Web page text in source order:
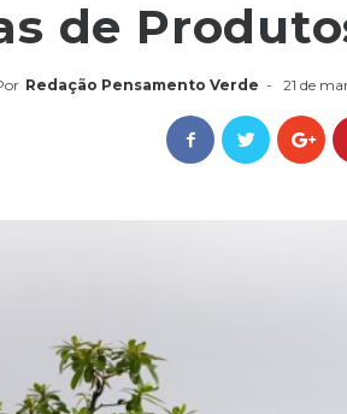
de
Redação Pensamento Verde - 21 de